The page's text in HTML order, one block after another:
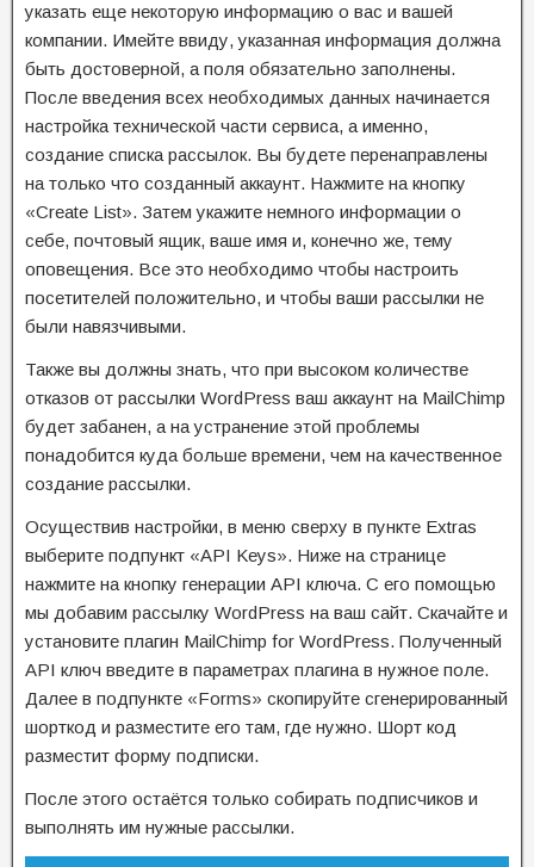
указать еще некоторую информацию о вас и вашей
компании. Имейте ввиду, указанная информация должна
быть достоверной, а поля обязательно заполнены.
После введения всех необходимых данных начинается
настройка технической части сервиса, а именно,
создание списка рассылок. Вы будете перенаправлены
на только что созданный аккаунт. Нажмите на кнопку
«Create List». Затем укажите немного информации о
себе, почтовый ящик, ваше имя и, конечно же, тему
оповещения. Все это необходимо чтобы настроить
посетителей положительно, и чтобы ваши рассылки не
были навязчивыми.
Также вы должны знать, что при высоком количестве
отказов от рассылки WordPress ваш аккаунт на MailChimp
будет забанен, а на устранение этой проблемы
понадобится куда больше времени, чем на качественное
создание рассылки.
Осуществив настройки, в меню сверху в пункте Extras
выберите подпункт «API Keys». Ниже на странице
нажмите на кнопку генерации API ключа. С его помощью
мы добавим рассылку WordPress на ваш сайт. Скачайте и
установите плагин MailChimp for WordPress. Полученный
API ключ введите в параметрах плагина в нужное поле.
Далее в подпункте «Forms» скопируйте сгенерированный
шорткод и разместите его там, где нужно. Шорт код
разместит форму подписки.
После этого остаётся только собирать подписчиков и
выполнять им нужные рассылки.